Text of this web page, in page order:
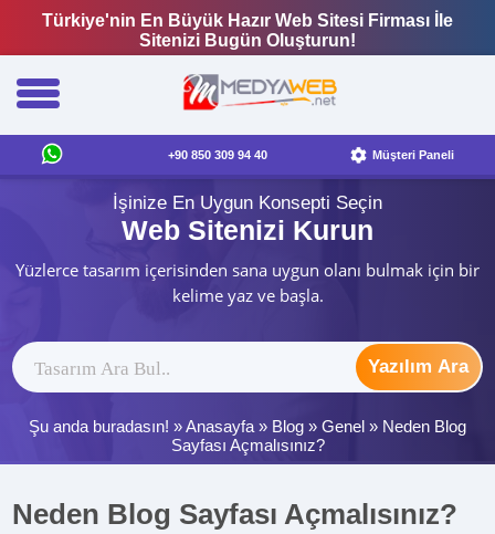
Türkiye'nin En Büyük Hazır Web Sitesi Firması İle
Sitenizi Bugün Oluşturun!
+90 850 309 94 40 Müşteri Paneli
İşinize En Uygun Konsepti Seçin
Web Sitenizi Kurun
Yüzlerce tasarım içerisinden sana uygun olanı bulmak için bir
kelime yaz ve başla.
Yazılım Ara
Şu anda buradasın! »Anasayfa » Blog » Genel » Neden Blog
Sayfası Açmalısınız?
Neden Blog Sayfası Açmalısınız?